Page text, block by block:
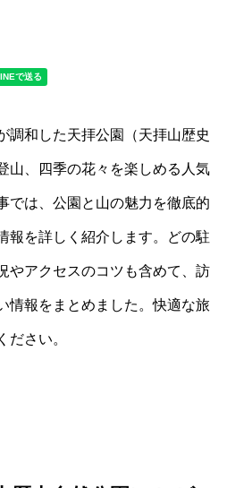
調和した天拝公園（天拝山歴史
山、四季の花々を楽しめる人気
では、公園と山の魅力を徹底的
報を詳しく紹介します。どの駐
やアクセスのコツも含めて、訪
情報をまとめました。快適な旅
ださい。